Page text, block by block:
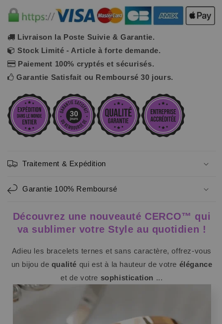
vie
pour
|
CERCO™
vie
pour
|
CERCO™
Livraison la Poste Suivie & Garantie.
Stock Limité - Article à forte demande.
Paiement 100% cryptés et sécurisés.
Garantie Satisfait ou Remboursé 30 jours.
Traitement & Expédition
Garantie 100% Remboursé
Découvrez une nouveauté CERCO™ qui
va sublimer votre Style au quotidien !
Adieu les bracelets ternes et sans caractère, offrez-vous
un bijou de qualité qui est à la hauteur de votre élégance
et de votre sophistication ...